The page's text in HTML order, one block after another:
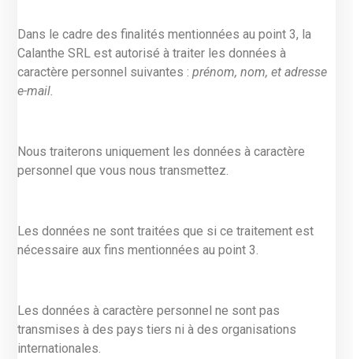
Dans le cadre des finalités mentionnées au point 3, la
Calanthe SRL est autorisé à traiter les données à
caractère personnel suivantes :prénom, nom, et adresse
e-mail.
Nous traiterons uniquement les données à caractère
personnel que vous nous transmettez.
Les données ne sont traitées que si ce traitement est
nécessaire aux fins mentionnées au point 3.
Les données à caractère personnel ne sont pas
transmises à des pays tiers ni à des organisations
internationales.